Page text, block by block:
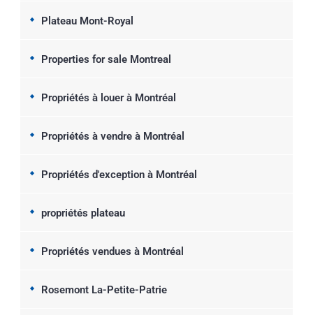
Plateau Mont-Royal
Properties for sale Montreal
Propriétés à louer à Montréal
Propriétés à vendre à Montréal
Propriétés d'exception à Montréal
propriétés plateau
Propriétés vendues à Montréal
Rosemont La-Petite-Patrie